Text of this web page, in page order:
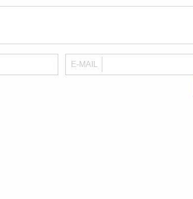
E-MAIL